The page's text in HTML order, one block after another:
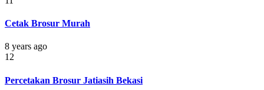
Cetak Brosur Murah
8 years ago
12
Percetakan Brosur Jatiasih Bekasi